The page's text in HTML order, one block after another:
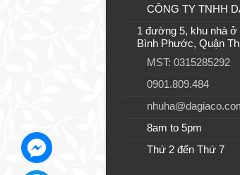
CÔNG TY TNHH
1 đường 5, khu nhà ở
Bình Phước, Quận
MST: 0315285292
0901.809.484
8am to 5pm
Thứ 2 đến Thứ 7